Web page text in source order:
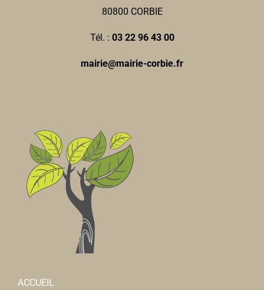
80800 CORBIE
Tél. : 03 22 96 43 00
mairie@mairie-corbie.fr
ACCUEIL